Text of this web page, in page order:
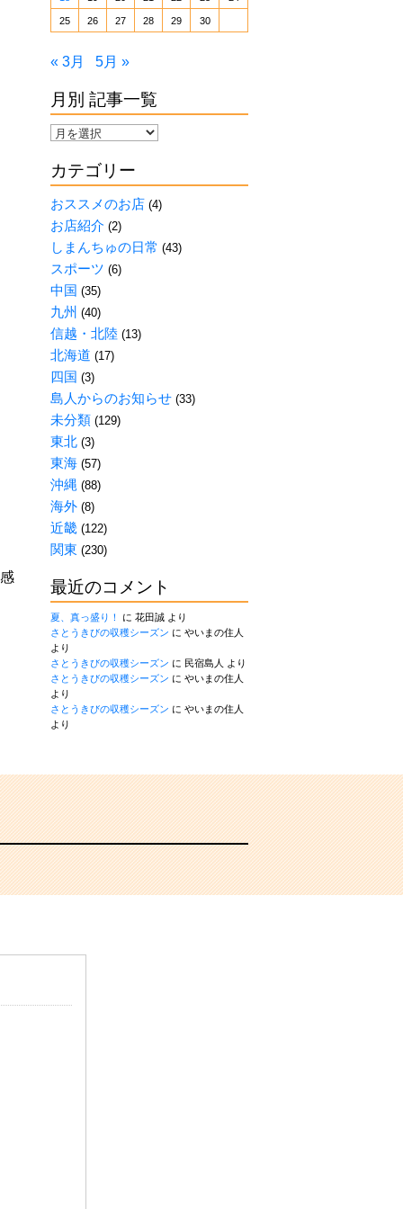
25 26 27 28 29 30
« 3月 5月 »
月別 記事一覧
月
記
事
一
覧
カテゴリー
おススメのお店 (4)
お店紹介 (2)
しまんちゅの日常 (43)
スポーツ (6)
中国 (35)
九州 (40)
信越・北陸 (13)
北海道 (17)
四国 (3)
島人からのお知らせ (33)
未分類 (129)
東北 (3)
東海 (57)
沖縄 (88)
海外 (8)
近畿 (122)
関東 (230)
最近のコメント
夏、真っ盛り！ に 花田誠 より
さとうきびの収穫シーズン に やいまの住人
より
さとうきびの収穫シーズン に 民宿島人
より
さとうきびの収穫シーズン に やいまの住人
より
さとうきびの収穫シーズン に やいまの住人
より